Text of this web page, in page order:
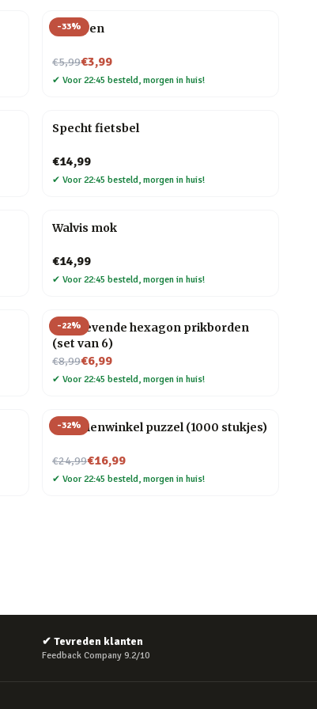
-33%
Veer pen
€5,99
Nu voor€3,99
✔ Voor 22:45 besteld, morgen in huis!
Specht fietsbel
€14,99
✔ Voor 22:45 besteld, morgen in huis!
Walvis mok
€14,99
✔ Voor 22:45 besteld, morgen in huis!
-22%
Zelfklevende hexagon prikborden
(set van 6)
€8,99
Nu voor€6,99
✔ Voor 22:45 besteld, morgen in huis!
-32%
Bloemenwinkel puzzel (1000 stukjes)
€24,99
Nu voor€16,99
✔ Voor 22:45 besteld, morgen in huis!
✔ Tevreden klanten
Feedback Company 9.2/10